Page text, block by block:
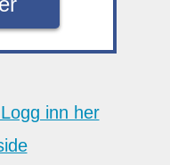
inn her